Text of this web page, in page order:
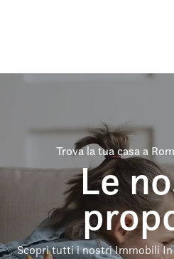
Trova la tua casa a
Le
Scopri tutti i nostri Immobili In